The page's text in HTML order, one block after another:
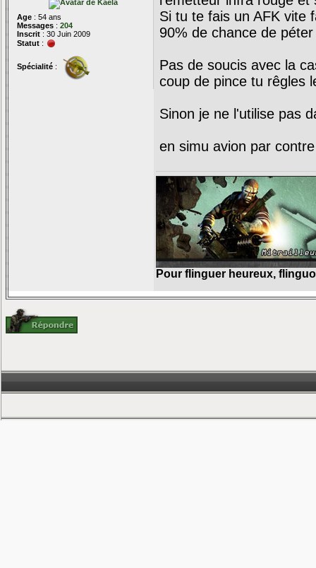
Age : 54 ans
Messages : 204
Inscrit : 30 Juin 2009
Statut :
Spécialité :
Si tu te fais un AFK vite
90% de chance de
Pas de soucis avec la
coup de pince tu rêgles
Sinon je ne l'utilise pas
en simu avion par
Pour flinguer heureux,